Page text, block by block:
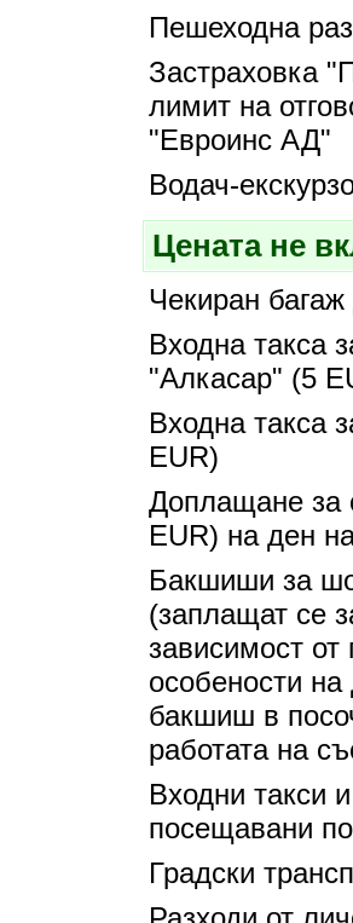
Пешеходна
Застраховка
лимит на
"Евроинс АД"
Водач-
Цената не
Чекиран багаж
Входна такса
"Алкасар" (5
Входна такса
EUR)
Доплащане за
EUR) на ден
Бакшиши за
(заплащат се
зависимост от
особености
бакшиш в
работата на
Входни такси
посещавани
Градски